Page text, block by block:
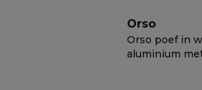
Orso
Orso poef in
aluminium